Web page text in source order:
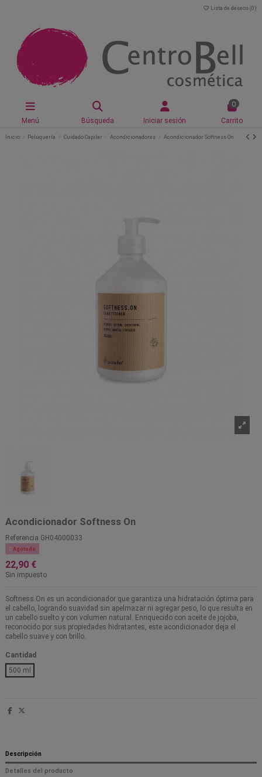
Lista de deseos (0 )
Menú Búsqueda Iniciar sesión
0
Carrito
Inicio Peluquería Cuidado Capilar Acondicionadores Acondicionador Softness On
Acondicionador Softness On
Referencia GH04000033
 Agotado
22,90 €
Sin impuesto
Softness.On es un acondicionador que garantiza una hidratación óptima para
el cabello, logrando suavidad sin apelmazar ni agregar peso, lo que resulta en
un cabello suelto y con volumen natural. Enriquecido con aceite de jojoba,
reconocido por sus propiedades hidratantes, este acondicionador deja el
cabello suave y con brillo.
Cantidad
500 ml
Descripción
Detalles del producto